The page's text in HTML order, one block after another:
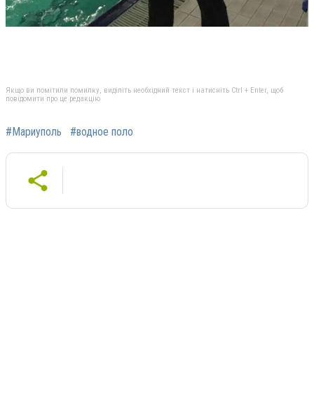
Якщо ви помітили помилку, виділіть необхідний текст і натисніть Ctrl + Enter, щоб
повідомити про це редакцію
#Мариуполь #водное поло